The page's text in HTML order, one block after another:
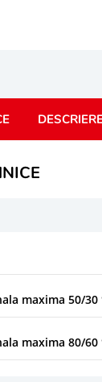
maxima 50/30
maxima 80/60